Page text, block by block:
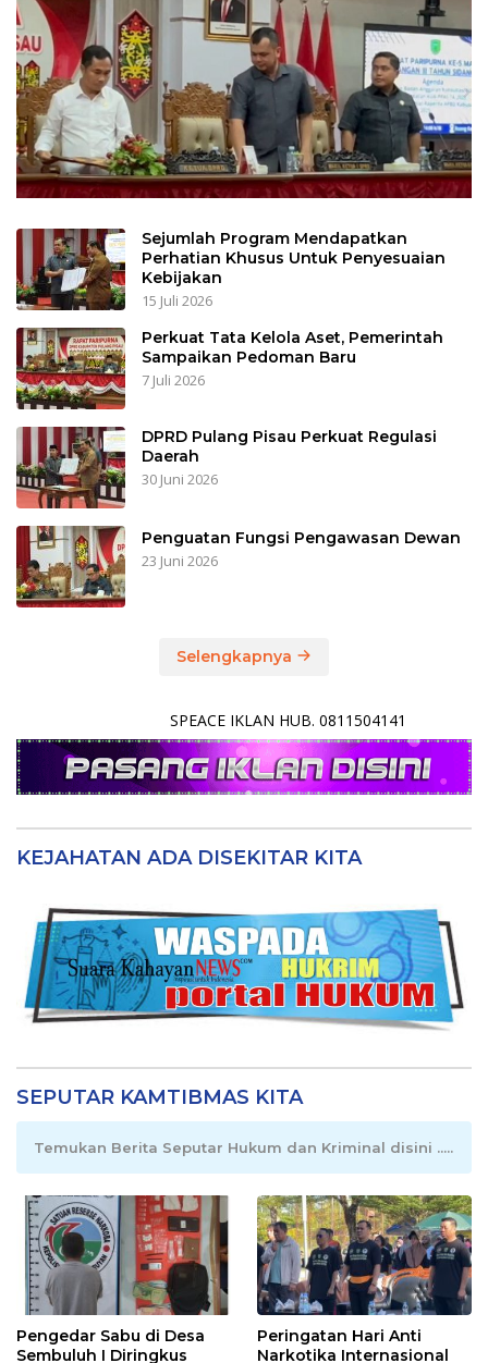
Sejumlah Program Mendapatkan
Perhatian Khusus Untuk Penyesuaian
Kebijakan
15 Juli 2026
Perkuat Tata Kelola Aset, Pemerintah
Sampaikan Pedoman Baru
7 Juli 2026
DPRD Pulang Pisau Perkuat Regulasi
Daerah
30 Juni 2026
Penguatan Fungsi Pengawasan Dewan
23 Juni 2026
Selengkapnya
SPEACE IKLAN HUB. 0811504141
KEJAHATAN ADA DISEKITAR KITA
SEPUTAR KAMTIBMAS KITA
Temukan Berita Seputar Hukum dan Kriminal disini .....
Pengedar Sabu di Desa
Sembuluh I Diringkus
Peringatan Hari Anti
Narkotika Internasional